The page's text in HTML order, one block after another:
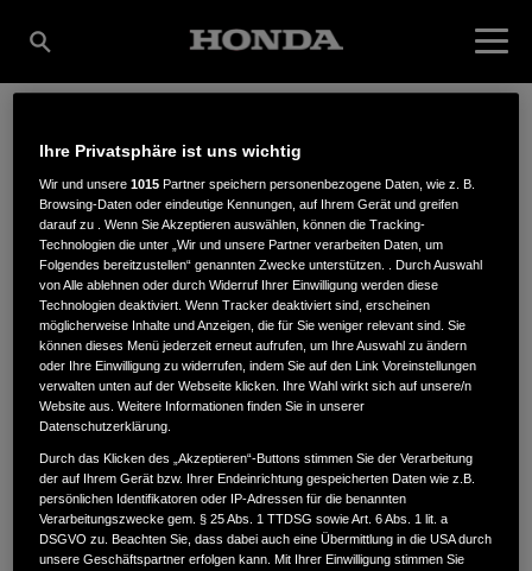
P. STEINKE
ANLAGENTECHNIK
Hauptstr. 18,18233,Jörnstorf
ANFAHRTSBESCHREIBUNG ANFORDERN
WEBSITE
Ihre Privatsphäre ist uns wichtig
Wir und unsere1015 Partner speichern personenbezogene Daten, wie z. B.
Browsing-Daten oder eindeutige Kennungen, auf Ihrem Gerät und greifen
darauf zu . Wenn Sie Akzeptieren auswählen, können die Tracking-
Technologien die unter „Wir und unsere Partner verarbeiten Daten, um
Folgendes bereitzustellen“ genannten Zwecke unterstützen. . Durch Auswahl
von Alle ablehnen oder durch Widerruf Ihrer Einwilligung werden diese
Technologien deaktiviert. Wenn Tracker deaktiviert sind, erscheinen
möglicherweise Inhalte und Anzeigen, die für Sie weniger relevant sind. Sie
können dieses Menü jederzeit erneut aufrufen, um Ihre Auswahl zu ändern
oder Ihre Einwilligung zu widerrufen, indem Sie auf den Link Voreinstellungen
verwalten unten auf der Webseite klicken. Ihre Wahl wirkt sich auf unsere/n
Website aus. Weitere Informationen finden Sie in unserer
Datenschutzerklärung.
Durch das Klicken des „Akzeptieren“-Buttons stimmen Sie der Verarbeitung
der auf Ihrem Gerät bzw. Ihrer Endeinrichtung gespeicherten Daten wie z.B.
persönlichen Identifikatoren oder IP-Adressen für die benannten
Verarbeitungszwecke gem. § 25 Abs. 1 TTDSG sowie Art. 6 Abs. 1 lit. a
DSGVO zu. Beachten Sie, dass dabei auch eine Übermittlung in die USA durch
unsere Geschäftspartner erfolgen kann. Mit Ihrer Einwilligung stimmen Sie